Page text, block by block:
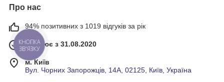
Про нас
94% позитивних з 1019 відгуків за рік
Працює з 31.08.2020
м. Київ
Вул. Чорних Запорожців, 14А, 02125, Київ, Україна
КНОПКА
ЗВ'ЯЗКУ